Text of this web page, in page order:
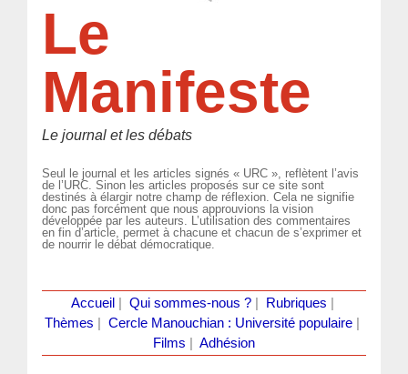
Le
Manifeste
Le journal et les débats
Seul le journal et les articles signés « URC », reflètent l’avis
de l’URC. Sinon les articles proposés sur ce site sont
destinés à élargir notre champ de réflexion. Cela ne signifie
donc pas forcément que nous approuvions la vision
développée par les auteurs. L’utilisation des commentaires
en fin d’article, permet à chacune et chacun de s’exprimer et
de nourrir le débat démocratique.
Accueil Qui sommes-nous ?| Rubriques
Thèmes
Cercle Manouchian : Université populaire
Films
Adhésion